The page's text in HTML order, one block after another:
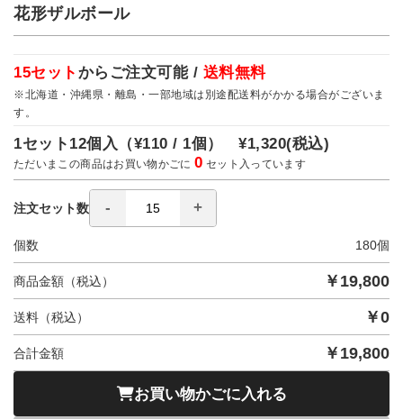
花形ザルボール
15セット からご注文可能 / 送料無料
※北海道・沖縄県・離島・一部地域は別途配送料がかかる場合がございま
す。
1セット12個入（¥110 / 1個）¥1,320(税込)
ただいまこの商品はお買い物かごに0 セット入っています
注文セット数
個数 180個
商品金額（税込） ￥ 19,800
送料（税込） ￥0
合計金額 ￥ 19,800
お買い物かごに入れる